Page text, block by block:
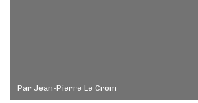
Par Jean-Pierre Le Crom